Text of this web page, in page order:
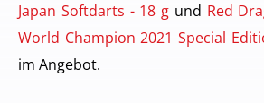
Japan Softdarts - 18 g und Red
World Champion 2021 Special
im Angebot.